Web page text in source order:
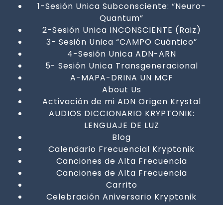
1-Sesión Unica Subconsciente: “Neuro-
Quantum”
2-Sesión Unica INCONSCIENTE (Raiz)
3- Sesión Unica “CAMPO Cuántico”
4-Sesión Unica ADN-ARN
5- Sesión Unica Transgeneracional
A-MAPA-DRINA UN MCF
About Us
Activación de mi ADN Origen Krystal
AUDIOS DICCIONARIO KRYPTONIK:
LENGUAJE DE LUZ
Blog
Calendario Frecuencial Kryptonik
Canciones de Alta Frecuencia
Canciones de Alta Frecuencia
Carrito
Celebración Aniversario Kryptonik